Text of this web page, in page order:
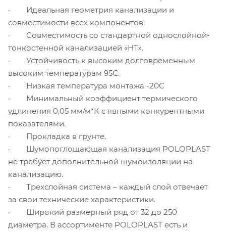
· Идеальная геометрия канализации и
совместимости всех компонентов.
· Совместимость со стандартной однослойной-
тонкостенной канализацией «НТ».
· Устойчивость к высоким долговременным
высоким температурам 95С.
· Низкая температура монтажа -20С
· Минимальный коэффициент термического
удлинения 0,05 мм/м*К с явными конкурентными
показателями.
· Прокладка в грунте.
· Шумопоглощающая канализация POLOPLAST
не требует дополнительной шумоизоляции на
канализацию.
· Трехслойная система – каждый слой отвечает
за свои технические характеристики.
· Широкий размерный ряд от 32 до 250
диаметра. В ассортименте POLOPLAST есть и